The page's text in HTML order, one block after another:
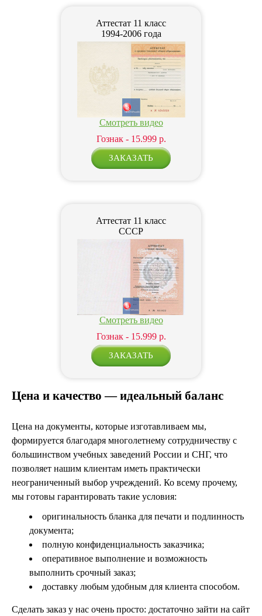
Аттестат 11 класс
1994-2006 года
Смотреть видео
Гознак - 15.999 р.
Аттестат 11 класс
СССР
Смотреть видео
Гознак - 15.999 р.
Цена и качество — идеальный баланс
Цена на документы, которые изготавливаем мы,
формируется благодаря многолетнему сотрудничеству с
большинством учебных заведений России и СНГ, что
позволяет нашим клиентам иметь практически
неограниченный выбор учреждений. Ко всему прочему,
мы готовы гарантировать такие условия:
оригинальность бланка для печати и подлинность
документа;
полную конфиденциальность заказчика;
оперативное выполнение и возможность
выполнить срочный заказ;
доставку любым удобным для клиента способом.
Сделать заказ у нас очень просто: достаточно зайти на сайт